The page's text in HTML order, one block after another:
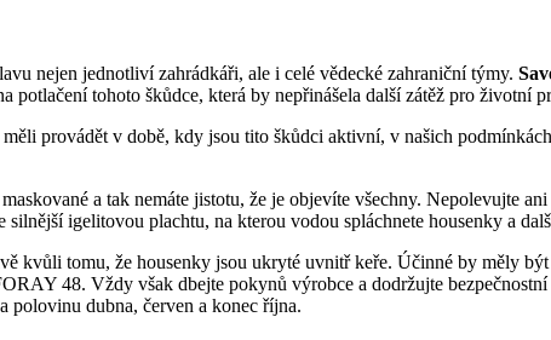
nejen jednotliví zahrádkáři, ale i celé vědecké zahraniční týmy.
potlačení tohoto škůdce, která by nepřinášela další zátěž pro životní
měli provádět v době, kdy jsou tito škůdci aktivní, v našich podmínkách
a tak nemáte jistotu, že je objevíte všechny. Nepolevujte
silnější igelitovou plachtu, na kterou vodou spláchnete housenky a
kvůli tomu, že housenky jsou ukryté uvnitř keře. Účinné by měly
48. Vždy však dbejte pokynů výrobce a dodržujte
polovinu dubna, červen a konec října.